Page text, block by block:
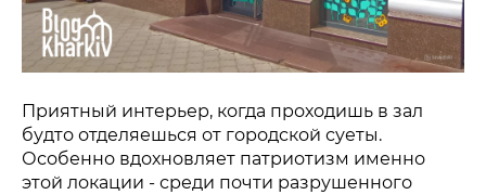
Приятный интерьер, когда проходишь в зал
будто отделяешься от городской суеты.
Особенно вдохновляет патриотизм именно
этой локации - среди почти разрушенного